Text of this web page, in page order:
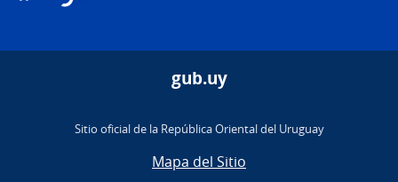
gub.uy
Sitio oficial de la República Oriental del Uruguay
Mapa del Sitio